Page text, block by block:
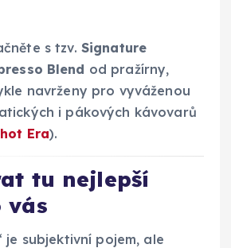
s tzv. Signature
Blend od pražírny,
navrženy pro vyváženou
i pákových kávovarů
Era).
tu nejlepší
vás
je subjektivní pojem, ale